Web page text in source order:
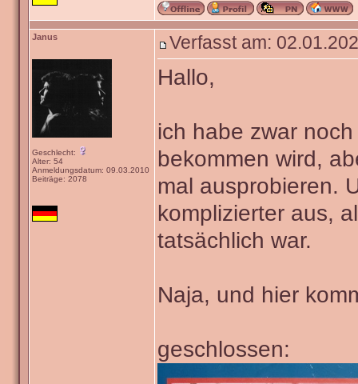
Janus
Geschlecht:
Alter: 54
Anmeldungsdatum: 09.03.2010
Beiträge: 2078
Verfasst am:
Hallo,
ich habe zwar
bekommen wird,
mal ausprobieren.
komplizierter aus,
tatsächlich war.
Naja, und hier
geschlossen: